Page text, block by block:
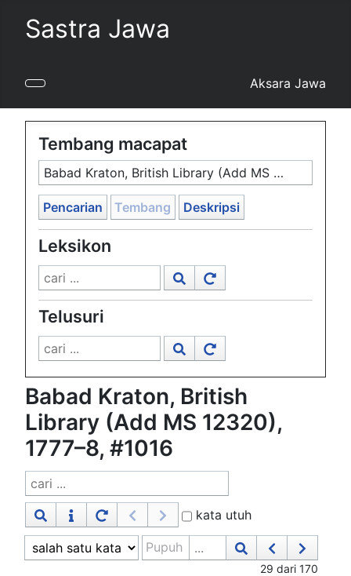
Sastra Jawa
Aksara Jawa
Tembang macapat
Babad Kraton, British Library (Add MS 12320), 1777–8, #1016
Pencarian Tembang Deskripsi
Leksikon
Telusuri
Babad Kraton, British
Library (Add MS 12320),
1777–8, #1016
kata utuh
Pupuh
29 dari 170